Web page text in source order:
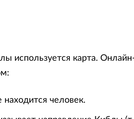
используется карта.
находится человек.